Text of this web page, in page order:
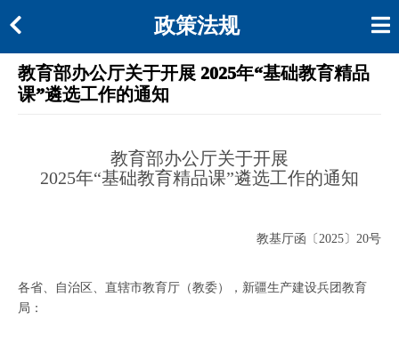
政策法规
教育部办公厅关于开展 2025年“基础教育精品
课”遴选工作的通知
教育部办公厅关于开展
2025年“基础教育精品课”遴选工作的通知
教基厅函〔2025〕20号
各省、自治区、直辖市教育厅（教委），新疆生产建设兵团教育
局：